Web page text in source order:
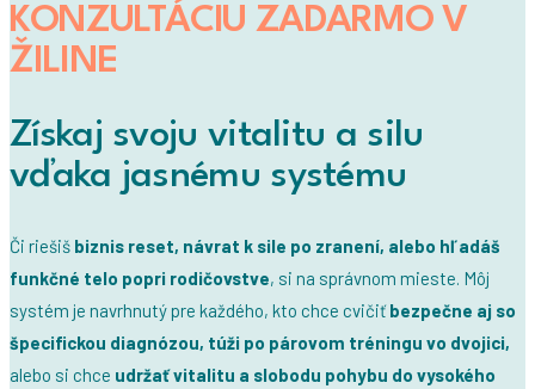
KONZULTÁCIU ZADARMO V
ŽILINE
Získaj svoju vitalitu a silu
vďaka jasnému systému
Či riešiš biznis reset, návrat k sile po zranení, alebo hľadáš
funkčné telo popri rodičovstve, si na správnom mieste. Môj
systém je navrhnutý pre každého, kto chce cvičiťbezpečne aj so
špecifickou diagnózou, túži po párovom tréningu vo dvojici,
alebo si chce udržať vitalitu a slobodu pohybu do vysokého